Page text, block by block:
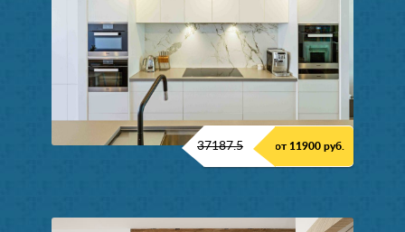
37187.5 от 11900 руб.